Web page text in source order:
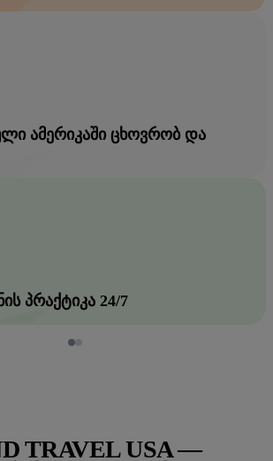
ᲐᲛᲔᲠᲘᲙᲐᲨᲘ ᲪᲮᲝᲕᲠᲝᲑ ᲓᲐ
ᲞᲠᲐᲥᲢᲘᲙᲐ 24/7
TRAVEL USA —